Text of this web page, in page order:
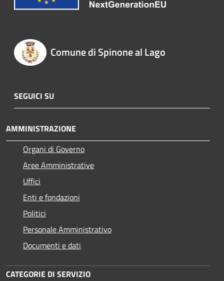
Comune di Spinone al Lago
SEGUICI SU
AMMINISTRAZIONE
Organi di Governo
Aree Amministrative
Uffici
Enti e fondazioni
Politici
Personale Amministrativo
Documenti e dati
CATEGORIE DI SERVIZIO